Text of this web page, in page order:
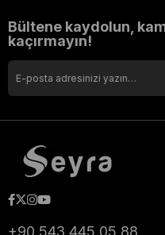
Bültene kaydolun,
kaçırmayın!
+90 543 445 05 88